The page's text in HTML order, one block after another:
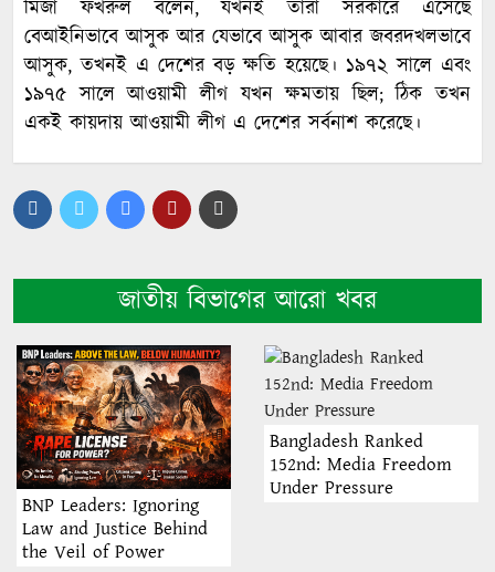
মির্জা ফখরুল বলেন, যখনই তারা সরকারে এসেছে
বেআইনিভাবে আসুক আর যেভাবে আসুক আবার জবরদখলভাবে
আসুক, তখনই এ দেশের বড় ক্ষতি হয়েছে। ১৯৭২ সালে এবং
১৯৭৫ সালে আওয়ামী লীগ যখন ক্ষমতায় ছিল; ঠিক তখন
একই কায়দায় আওয়ামী লীগ এ দেশের সর্বনাশ করেছে।
জাতীয় বিভাগের আরো খবর
BNP Leaders: Ignoring
Law and Justice Behind
the Veil of Power
Bangladesh Ranked
152nd: Media Freedom
Under Pressure